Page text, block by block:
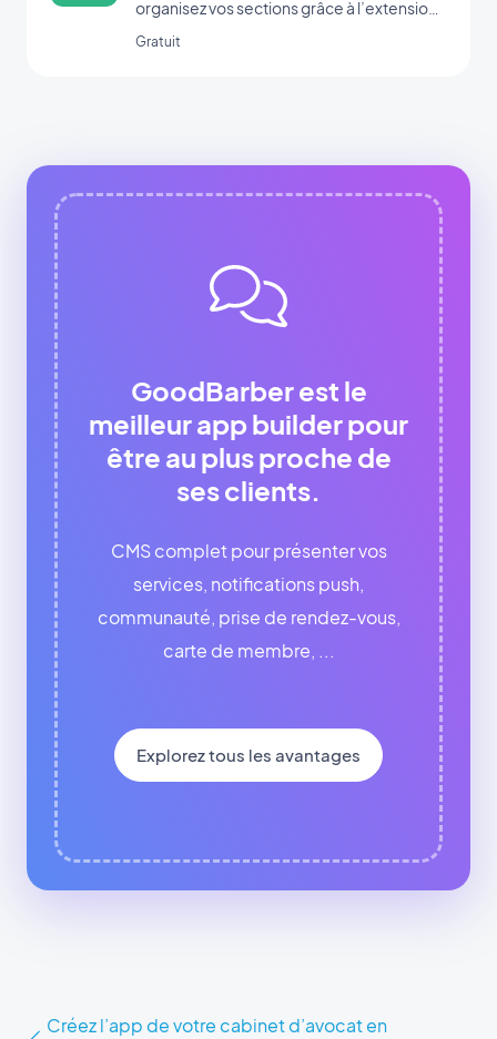
organisez vos sections grâce à l’extension
Gratuit
GoodBarber est le
meilleur app builder pour
être au plus proche de
ses clients.
CMS complet pour présenter vos
services, notifications push,
communauté, prise de rendez-vous,
carte de membre, ...
Explorez tous les avantages
Créez l’app de votre cabinet d’avocat en